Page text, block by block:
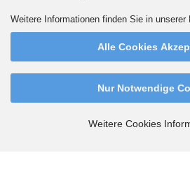
Weitere Informationen finden Sie in unserer
Alle Cookies
Nur Notwendige
Weitere Cookies
Wir versenden auch an Packstationen. DHL